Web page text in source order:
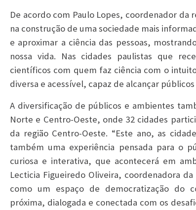
De acordo com Paulo Lopes, coordenador
na construção de uma sociedade mais
e aproximar a ciência das pessoas,
nossa vida. Nas cidades paulistas que
científicos com quem faz ciência com o
diversa e acessível, capaz de alcançar
A diversificação de públicos e ambientes
Norte e Centro-Oeste, onde 32 cidades
da região Centro-Oeste. “Este ano, as
também uma experiência pensada para o
curiosa e interativa, que acontecerá em
Lecticia Figueiredo Oliveira, coordenadora
como um espaço de democratização do
próxima, dialogada e conectada com os